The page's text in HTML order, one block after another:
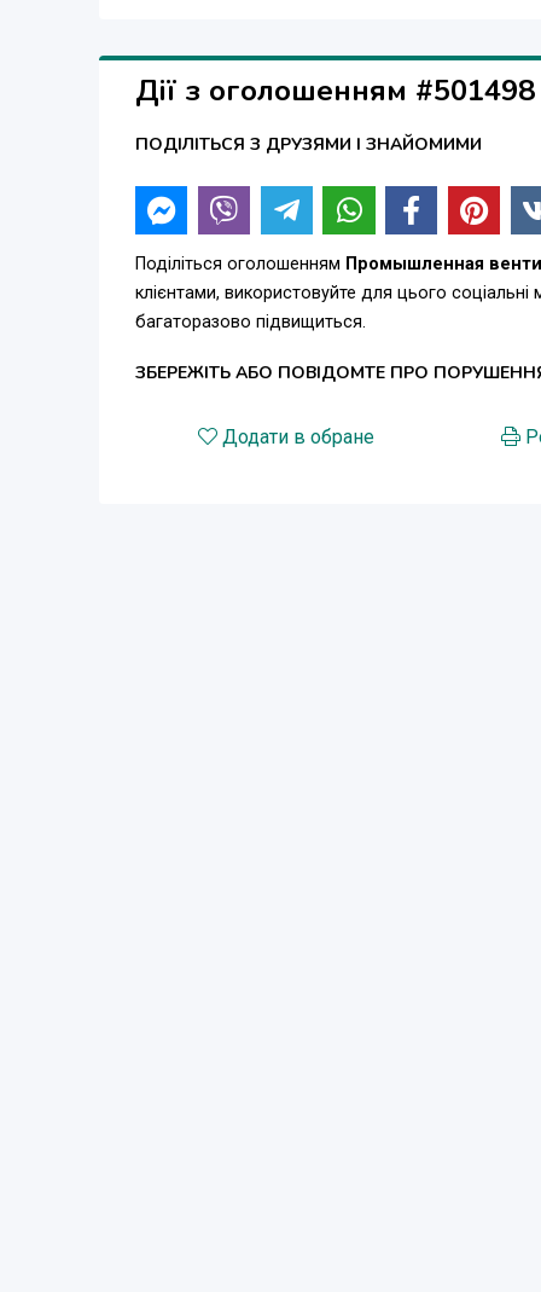
Дії з оголошенням #501498
ПОДІЛІТЬСЯ З ДРУЗЯМИ І ЗНАЙОМИМИ
Поділіться оголошенням Промышленная
клієнтами, використовуйте для цього
багаторазово підвищиться.
ЗБЕРЕЖІТЬ АБО ПОВІДОМТЕ ПРО
Додати в обране